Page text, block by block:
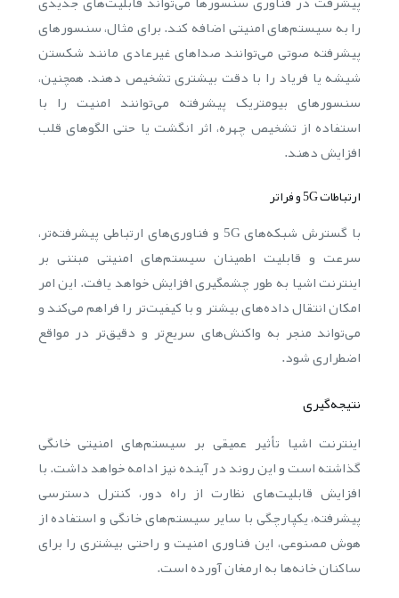
را به سیستم‌های امنیتی اضافه کند. برای مثال، سنسورهای
پیشرفته صوتی می‌توانند صداهای غیرعادی مانند شکستن
شیشه یا فریاد را با دقت بیشتری تشخیص دهند. همچنین،
سنسورهای بیومتریک پیشرفته می‌توانند امنیت را با
استفاده از تشخیص چهره، اثر انگشت یا حتی الگوهای قلب
افزایش دهند.
ارتباطات 5G و فراتر
با گسترش شبکه‌های 5G و فناوری‌های ارتباطی پیشرفته‌تر،
سرعت و قابلیت اطمینان سیستم‌های امنیتی مبتنی بر
اینترنت اشیا به طور چشمگیری افزایش خواهد یافت. این امر
امکان انتقال داده‌های بیشتر و با کیفیت‌تر را فراهم می‌کند و
می‌تواند منجر به واکنش‌های سریع‌تر و دقیق‌تر در مواقع
اضطراری شود.
نتیجه‌گیری
اینترنت اشیا تأثیر عمیقی بر سیستم‌های امنیتی خانگی
گذاشته است و این روند در آینده نیز ادامه خواهد داشت. با
افزایش قابلیت‌های نظارت از راه دور، کنترل دسترسی
پیشرفته، یکپارچگی با سایر سیستم‌های خانگی و استفاده از
هوش مصنوعی، این فناوری امنیت و راحتی بیشتری را برای
ساکنان خانه‌ها به ارمغان آورده است.